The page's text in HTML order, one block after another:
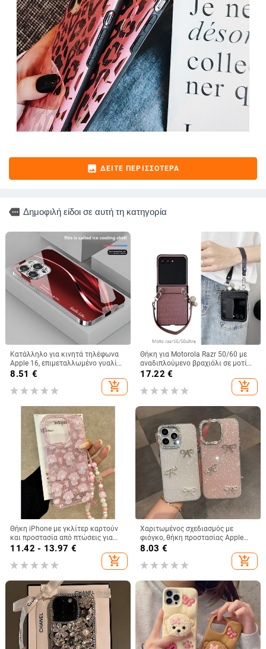
image ΔΕΊΤΕ ΠΕΡΙΣΣΌΤΕΡΑ
more Δημοφιλή είδοι σε αυτή τη κατηγορία
Κατάλληλο για κινητά τηλέφωνα
Apple 16, επιμεταλλωμένο γυαλί
με εκθαμβωτικό φως, απλό iPhone
17 Pro, μοντέρνο και ελαφρύ,
πολυτελές 14 Plus
8.51 €
add_shopping_cart
Θήκη για Motorola Razr 50/60 με
αναδιπλούμενο βραχιόλι σε μοτίβο
κροκοδειλικού δέρματος
17.22 €
add_shopping_cart
Θήκη iPhone με γκλίτερ καρτούν
και προστασία από πτώσεις για
iPhone 16 Pro Max, 15, 14 Pro, 13
11.42 - 13.97 €
add_shopping_cart
Χαριτωμένος σχεδιασμός με
φιόγκο, θήκη προστασίας Apple
iPhone 11–15 Pro Max, πλήρης
8.03 €
add_shopping_cart